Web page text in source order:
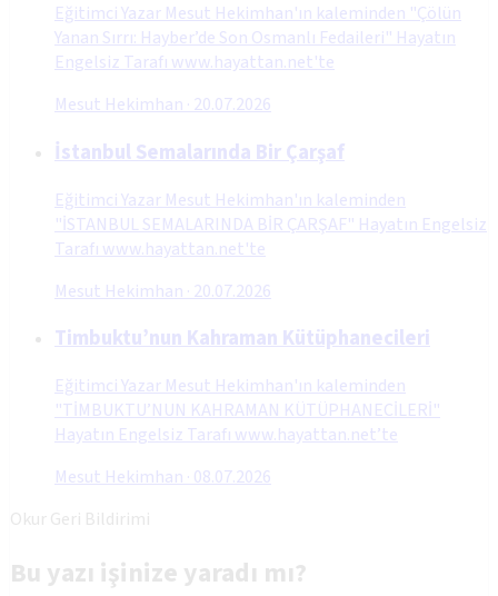
Eğitimci Yazar Mesut Hekimhan'ın kaleminden "Çölün
Yanan Sırrı: Hayber’de Son Osmanlı Fedaileri" Hayatın
Engelsiz Tarafı www.hayattan.net'te
Mesut Hekimhan · 20.07.2026
İstanbul Semalarında Bir Çarşaf
Eğitimci Yazar Mesut Hekimhan'ın kaleminden
"İSTANBUL SEMALARINDA BİR ÇARŞAF" Hayatın Engelsiz
Tarafı www.hayattan.net'te
Mesut Hekimhan · 20.07.2026
Timbuktu’nun Kahraman Kütüphanecileri
Eğitimci Yazar Mesut Hekimhan'ın kaleminden
"TİMBUKTU’NUN KAHRAMAN KÜTÜPHANECİLERİ"
Hayatın Engelsiz Tarafı www.hayattan.net’te
Mesut Hekimhan · 08.07.2026
Okur Geri Bildirimi
Bu yazı işinize yaradı mı?